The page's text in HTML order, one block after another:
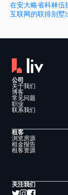
在安大略省科林伍
互联网的联排别墅
公司
关于我们
博客
常见问题
职业
联系我们
租客
浏览房源
租金报告
租客资源
关注我们